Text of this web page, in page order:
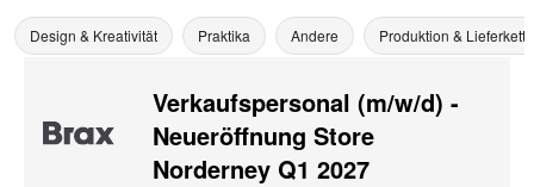
Design & Kreativität Praktika Andere Produktion & Lieferkette
Verkaufspersonal (m/w/d) -
Neueröffnung Store
Norderney Q1 2027